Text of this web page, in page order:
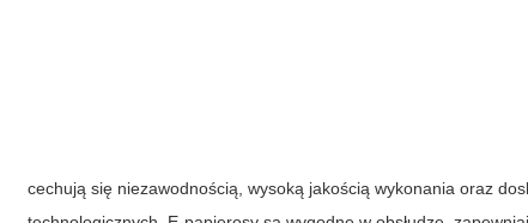
cechują się niezawodnością, wysoką jakością wykonania oraz